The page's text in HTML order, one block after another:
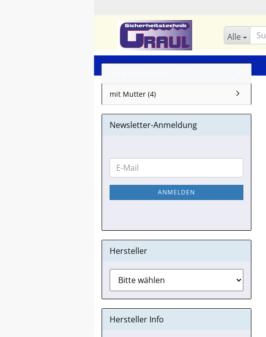
Alle
mit Mutter (4)
Newsletter-Anmeldung
WEITER
ZUR
NEWSLETTER-
ANMELDUNG
E-
Mail
ANMELDEN
Hersteller
Hersteller Info